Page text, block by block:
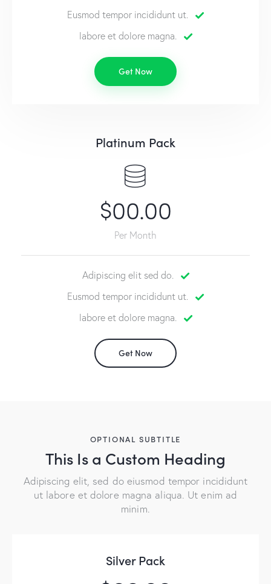
Eusmod tempor incididunt ut.
labore et dolore magna.
Get Now
Platinum Pack
$00.00
Per Month
Adipiscing elit sed do.
Eusmod tempor incididunt ut.
labore et dolore magna.
Get Now
OPTIONAL SUBTITLE
This Is a Custom Heading
Adipiscing elit, sed do eiusmod tempor incididunt
ut labore et dolore magna aliqua. Ut enim ad
minim.
Silver Pack